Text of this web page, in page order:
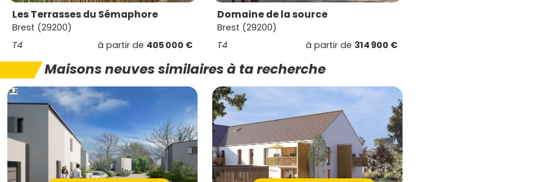
Les Terrasses du Sémaphore
Brest (29200)
T4
à partir de 405 000 €
Domaine de la source
Brest (29200)
T4
à partir de 314 900 €
Maisons neuves similaires à ta recherche